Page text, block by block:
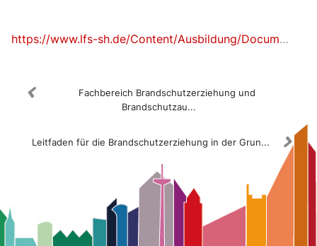
https://www.lfs-sh.de/Content/Ausbildung/Documents/BABE/BEBA_Leitfaden_Web.pdf
Fachbereich Brandschutzerziehung und
Brandschutzau...
Leitfaden für die Brandschutzerziehung in der Grun...